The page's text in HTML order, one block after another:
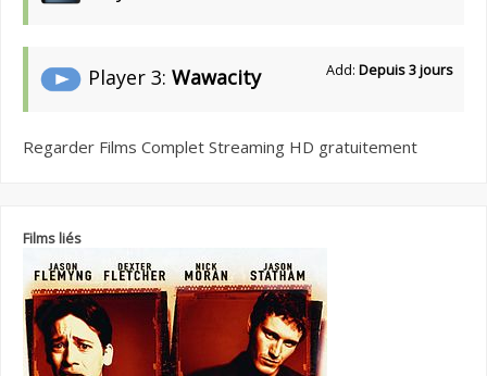
Player 3: Wawacity Add: Depuis 3 jours
Regarder Films Complet Streaming HD gratuitement
Films liés